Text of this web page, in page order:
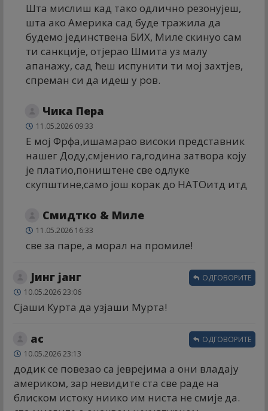
Шта мислиш кад тако одлично резонујеш,
шта ако Америка сад буде тражила да
будемо јединствена БИХ, Миле скинуо сам
ти санкције, отјерао Шмита уз малу
апанажу, сад ћеш испунити ти мој захтјев,
спреман си да идеш у ров.
Чика Пера
11.05.2026 09:33
Е мој Фрфа,ишамарао високи представник
нашег Доду,смјенио га,година затвора коју
је платио,поништене све одлуке
скупштине,само још корак до НАТОитд итд
Смидтко & Миле
11.05.2026 16:33
све за паре, а морал на промиле!
Јинг јанг
10.05.2026 23:06
Сјаши Курта да узјаши Мурта!
ОДГОВОРИТЕ
ас
10.05.2026 23:13
додик се повезао са јеврејима а они владају
америком, зар невидите ста све раде на
блиском истоку ниико им ниста не смије да.
ОДГОВОРИТЕ